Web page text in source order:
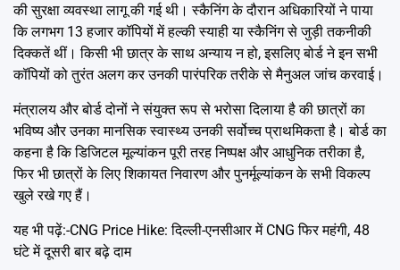
की सुरक्षा व्यवस्था लागू की गई थी। स्कैनिंग के दौरान अधिकारियों ने पाया
कि लगभग 13 हजार कॉपियों में हल्की स्याही या स्कैनिंग से जुड़ी तकनीकी
दिक्कतें थीं। किसी भी छात्र के साथ अन्याय न हो, इसलिए बोर्ड ने इन सभी
कॉपियों को तुरंत अलग कर उनकी पारंपरिक तरीके से मैनुअल जांच करवाई।
मंत्रालय और बोर्ड दोनों ने संयुक्त रूप से भरोसा दिलाया है की छात्रों का
भविष्य और उनका मानसिक स्वास्थ्य उनकी सर्वोच्च प्राथमिकता है। बोर्ड का
कहना है कि डिजिटल मूल्यांकन पूरी तरह निष्पक्ष और आधुनिक तरीका है,
फिर भी छात्रों के लिए शिकायत निवारण और पुनर्मूल्यांकन के सभी विकल्प
खुले रखे गए हैं।
यह भी पढ़ें:-CNG Price Hike: दिल्ली-एनसीआर में CNG फिर महंगी, 48
घंटे में दूसरी बार बढ़े दाम